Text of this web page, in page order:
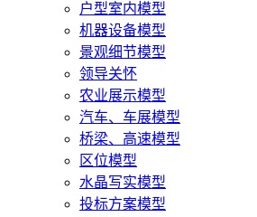
户型室内模型
机器设备模型
景观细节模型
领导关怀
农业展示模型
汽车、车展模型
桥梁、高速模型
区位模型
水晶写实模型
投标方案模型